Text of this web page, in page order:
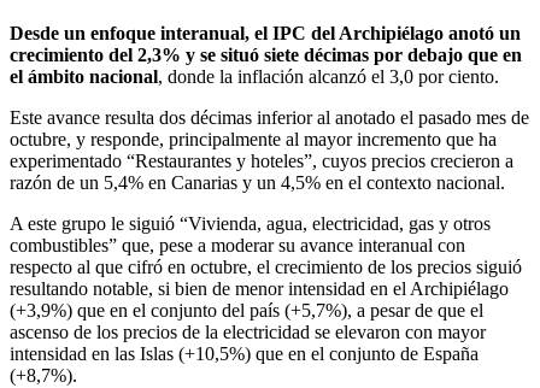
Desde un enfoque interanual, el IPC del Archipiélago anotó un
crecimiento del 2,3% y se situó siete décimas por debajo que en
el ámbito nacional, donde la inflación alcanzó el 3,0 por ciento.
Este avance resulta dos décimas inferior al anotado el pasado mes de
octubre, y responde, principalmente al mayor incremento que ha
experimentado “Restaurantes y hoteles”, cuyos precios crecieron a
razón de un 5,4% en Canarias y un 4,5% en el contexto nacional.
A este grupo le siguió “Vivienda, agua, electricidad, gas y otros
combustibles” que, pese a moderar su avance interanual con
respecto al que cifró en octubre, el crecimiento de los precios siguió
resultando notable, si bien de menor intensidad en el Archipiélago
(+3,9%) que en el conjunto del país (+5,7%), a pesar de que el
ascenso de los precios de la electricidad se elevaron con mayor
intensidad en las Islas (+10,5%) que en el conjunto de España
(+8,7%).